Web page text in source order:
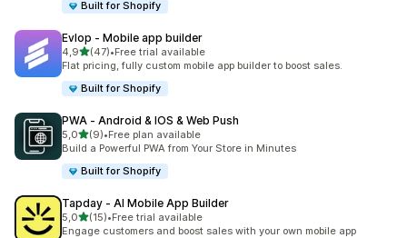
Built for Shopify
Evlop ‑ Mobile app builder
4,9de 5 estrelas
(47)
47 total de avaliações
•Free trial available
Flat pricing, fully custom mobile app builder to boost sales.
Built for Shopify
PWA ‑ Android & IOS & Web Push
5,0de 5 estrelas
(9)
9 total de avaliações
•Free plan available
Build a Powerful PWA from Your Store in Minutes
Built for Shopify
Tapday ‑ AI Mobile App Builder
5,0de 5 estrelas
(15)
15 total de avaliações
•Free trial available
Engage customers and boost sales with your own mobile app